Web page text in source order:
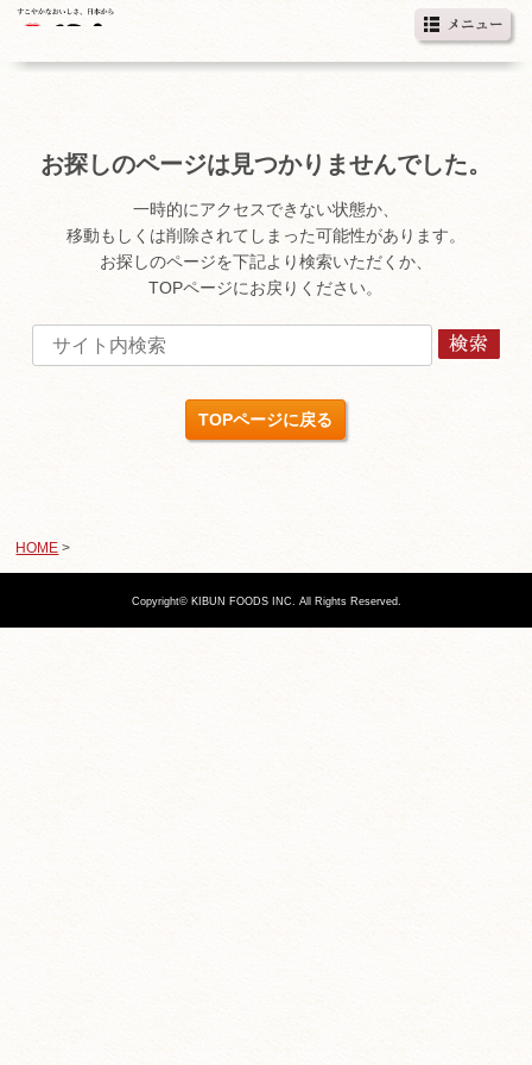
HOME >
お探しのページは見つかりませんでした。
一時的にアクセスできない状態か、
移動もしくは削除されてしまった可能性があります。
お探しのページを下記より検索いただくか、
TOPページにお戻りください。
TOPページに戻る
Copyright© KIBUN FOODS INC. All Rights Reserved.